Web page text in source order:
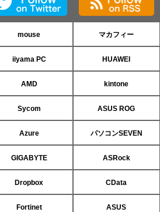
mouse マカフィー
iiyama PC HUAWEI
AMD kintone
Sycom ASUS ROG
Azure パソコンSEVEN
GIGABYTE ASRock
Dropbox CData
Fortinet ASUS